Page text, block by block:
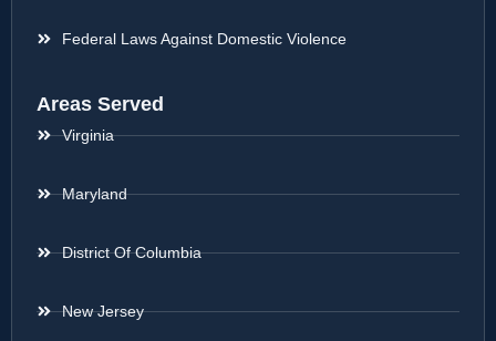
Federal Laws Against Domestic Violence
Areas Served
Virginia
Maryland
District Of Columbia
New Jersey